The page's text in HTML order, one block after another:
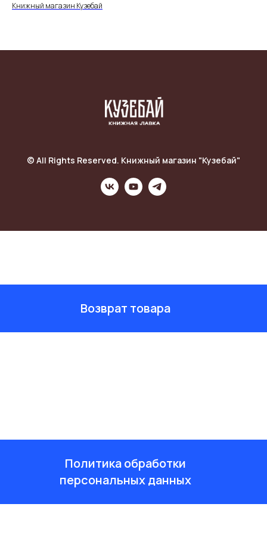
Книжный магазин Кузебай
© All Rights Reserved. Книжный магазин "Кузебай"
Возврат товара
Политика обработки
персональных данных